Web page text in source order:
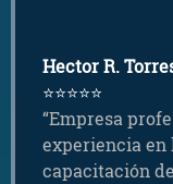
Hector R.
⭐⭐⭐⭐⭐
“Empresa
experiencia en
capacitación